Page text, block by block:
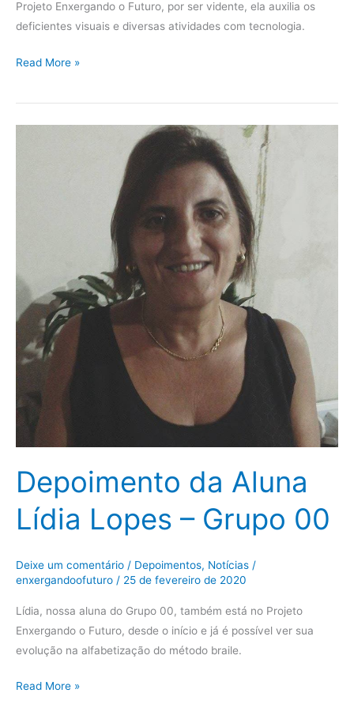
Projeto Enxergando o Futuro, por ser vidente, ela auxilia os
deficientes visuais e diversas atividades com tecnologia.
Read More »
Depoimento da Aluna
Lídia Lopes – Grupo 00
Deixe um comentário / Depoimentos, Notícias /
enxergandoofuturo / 25 de fevereiro de 2020
Lídia, nossa aluna do Grupo 00, também está no Projeto
Enxergando o Futuro, desde o início e já é possível ver sua
evolução na alfabetização do método braile.
Read More »